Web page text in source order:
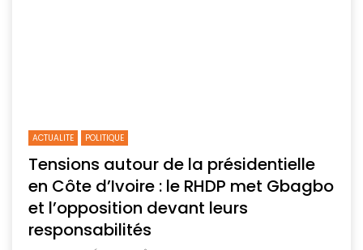
ACTUALITE POLITIQUE
Tensions autour de la présidentielle
en Côte d’Ivoire : le RHDP met Gbagbo
et l’opposition devant leurs
responsabilités